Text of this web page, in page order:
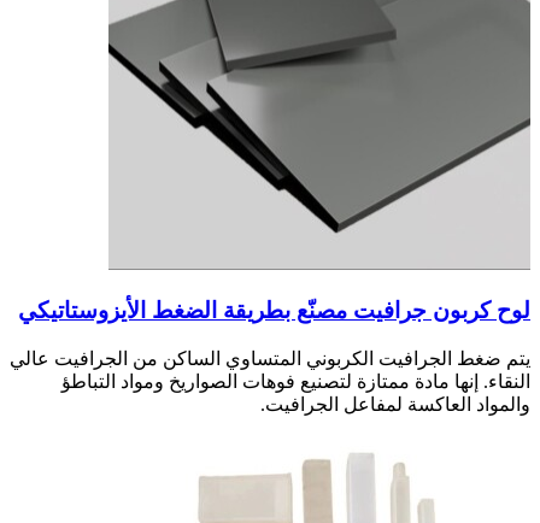
لوح كربون جرافيت مصنّع بطريقة الضغط الأيزوستاتيكي
يتم ضغط الجرافيت الكربوني المتساوي الساكن من الجرافيت عالي
النقاء. إنها مادة ممتازة لتصنيع فوهات الصواريخ ومواد التباطؤ
والمواد العاكسة لمفاعل الجرافيت.